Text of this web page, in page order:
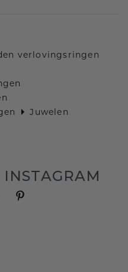
verlovingsringen
Juwelen